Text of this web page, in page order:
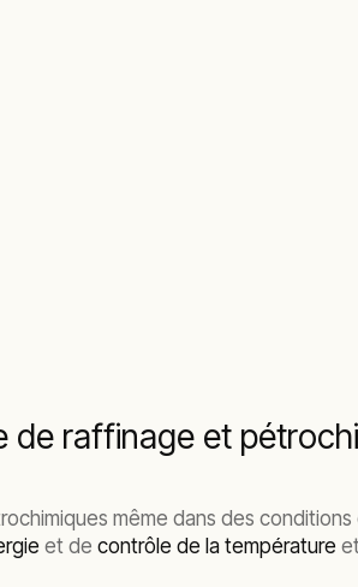
de raffinage et
même dans des
et de contrôle de la température